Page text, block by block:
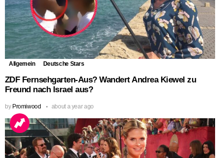
Allgemein Deutsche Stars
ZDF Fernsehgarten-Aus? Wandert Andrea Kiewel zu
Freund nach Israel aus?
by Promiwood about a year ago